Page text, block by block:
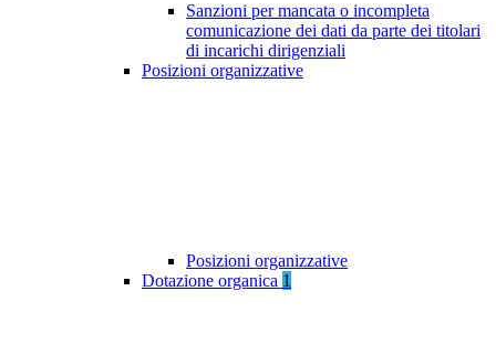
Sanzioni per mancata o incompleta
comunicazione dei dati da parte dei titolari
di incarichi dirigenziali
Posizioni organizzative
Posizioni organizzative
Dotazione organica 1